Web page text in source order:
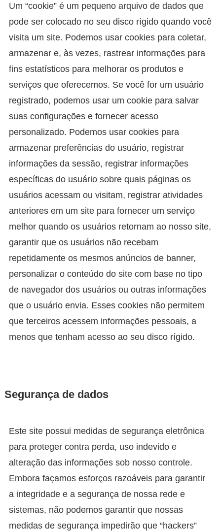
Um “cookie” é um pequeno arquivo de dados que
pode ser colocado no seu disco rígido quando você
visita um site. Podemos usar cookies para coletar,
armazenar e, às vezes, rastrear informações para
fins estatísticos para melhorar os produtos e
serviços que oferecemos. Se você for um usuário
registrado, podemos usar um cookie para salvar
suas configurações e fornecer acesso
personalizado. Podemos usar cookies para
armazenar preferências do usuário, registrar
informações da sessão, registrar informações
específicas do usuário sobre quais páginas os
usuários acessam ou visitam, registrar atividades
anteriores em um site para fornecer um serviço
melhor quando os usuários retornam ao nosso site,
garantir que os usuários não recebam
repetidamente os mesmos anúncios de banner,
personalizar o conteúdo do site com base no tipo
de navegador dos usuários ou outras informações
que o usuário envia. Esses cookies não permitem
que terceiros acessem informações pessoais, a
menos que tenham acesso ao seu disco rígido.
Segurança de dados
Este site possui medidas de segurança eletrônica
para proteger contra perda, uso indevido e
alteração das informações sob nosso controle.
Embora façamos esforços razoáveis ​​para garantir
a integridade e a segurança de nossa rede e
sistemas, não podemos garantir que nossas
medidas de segurança impedirão que “hackers”